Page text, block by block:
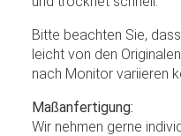
Bitte beachten Sie,
leicht von den
nach Monitor variieren
Maßanfertigung:
Wir nehmen gerne